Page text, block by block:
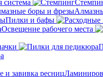
система
Пилки и бафы
Освещение рабочего места